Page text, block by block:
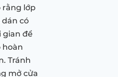
rằng lớp
dán có
gian để
hoàn
Tránh
mở cửa